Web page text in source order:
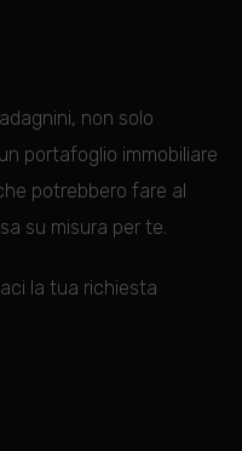
non solo
portafoglio immobiliare
potrebbero fare al
su misura per te.
la tua richiesta